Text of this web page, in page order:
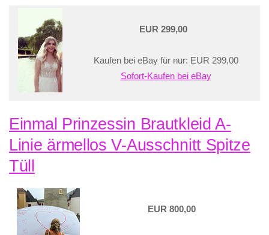
EUR 299,00
Kaufen bei eBay für nur: EUR 299,00
Sofort-Kaufen bei eBay
Einmal Prinzessin Brautkleid A-
Linie ärmellos V-Ausschnitt Spitze
Tüll
EUR 800,00